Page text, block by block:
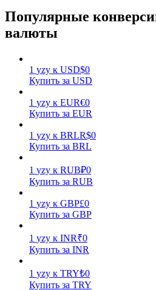
Заработок
Силовая свинья
Получайте конкурентные
Популярные
валюты
1 yzy к USD$0
Купить за USD
1 yzy к EUR€0
Купить за EUR
1 yzy к BRLR$0
Купить за BRL
1 yzy к RUB₽0
Купить за RUB
1 yzy к GBP£0
Купить за GBP
1 yzy к INR₹0
Купить за INR
1 yzy к TRY₺0
Купить за TRY